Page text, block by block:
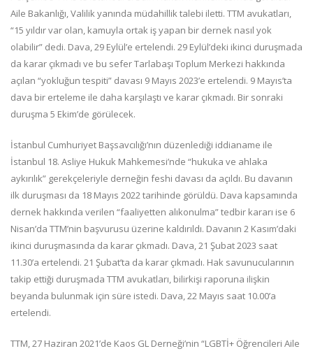
Aile Bakanlığı, Valilik yanında müdahillik talebi iletti. TTM avukatları,
“15 yıldır var olan, kamuyla ortak iş yapan bir dernek nasıl yok
olabilir” dedi. Dava, 29 Eylül’e ertelendi. 29 Eylül’deki ikinci duruşmada
da karar çıkmadı ve bu sefer Tarlabaşı Toplum Merkezi hakkında
açılan “yokluğun tespiti” davası 9 Mayıs 2023’e ertelendi. 9 Mayıs’ta
dava bir erteleme ile daha karşılaştı ve karar çıkmadı. Bir sonraki
duruşma 5 Ekim’de görülecek.
İstanbul Cumhuriyet Başsavcılığı’nın düzenlediği iddianame ile
İstanbul 18. Asliye Hukuk Mahkemesi’nde “hukuka ve ahlaka
aykırılık” gerekçeleriyle derneğin feshi davası da açıldı. Bu davanın
ilk duruşması da 18 Mayıs 2022 tarihinde görüldü. Dava kapsamında
dernek hakkında verilen “faaliyetten alıkonulma” tedbir kararı ise 6
Nisan’da TTM’nin başvurusu üzerine kaldırıldı. Davanın 2 Kasım’daki
ikinci duruşmasında da karar çıkmadı. Dava, 21 Şubat 2023 saat
11.30’a ertelendi. 21 Şubat’ta da karar çıkmadı. Hak savunucularının
takip ettiği duruşmada TTM avukatları, bilirkişi raporuna ilişkin
beyanda bulunmak için süre istedi. Dava, 22 Mayıs saat 10.00’a
ertelendi.
TTM, 27 Haziran 2021’de Kaos GL Derneği’nin “LGBTİ+ Öğrencileri Aile